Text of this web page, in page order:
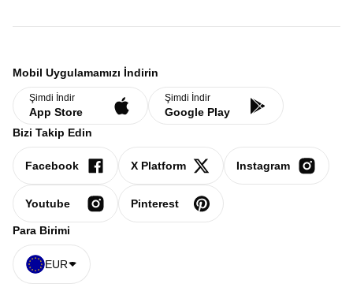
Mobil Uygulamamızı İndirin
Şimdi İndir
App Store
Şimdi İndir
Google Play
Bizi Takip Edin
Facebook X Platform Instagram
Youtube Pinterest
Para Birimi
EUR